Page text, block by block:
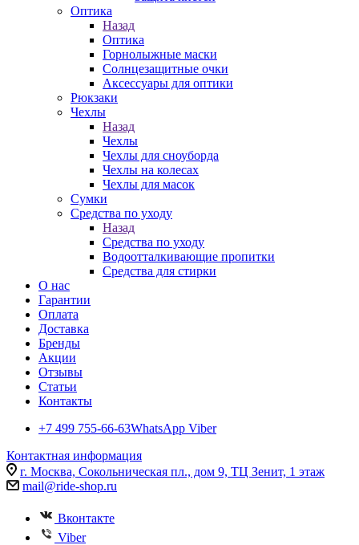
Оптика
Назад
Оптика
Горнолыжные маски
Солнцезащитные очки
Аксессуары для оптики
Рюкзаки
Чехлы
Назад
Чехлы
Чехлы для сноуборда
Чехлы на колесах
Чехлы для масок
Сумки
Средства по уходу
Назад
Средства по уходу
Водоотталкивающие пропитки
Средства для стирки
О нас
Гарантии
Оплата
Доставка
Бренды
Акции
Отзывы
Статьи
Контакты
+7 499 755-66-63WhatsApp Viber
Контактная информация
г. Москва, Сокольническая пл., дом 9, ТЦ Зенит, 1 этаж
mail@ride-shop.ru
Вконтакте
Viber